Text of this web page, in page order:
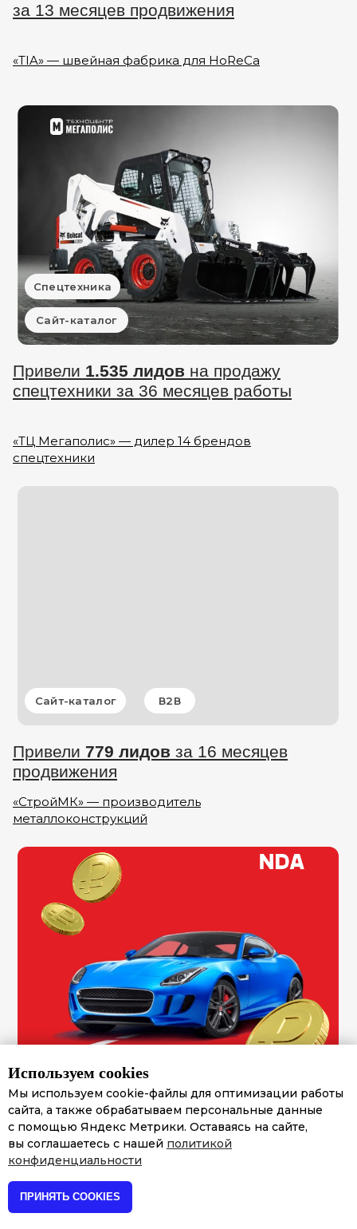
Привели 1.535 лидов на продажу
спецтехники за 36 месяцев работы
«ТЦ Мегаполис» — дилер 14 брендов
спецтехники
Сайт-каталог
Спецтехника
За 6 месяцев продвижения увеличили
позиции в ТОП-10 Яндекса с4до45
«NDA» — займы под залог авто
Привели 779 лидов за 16 месяцев
продвижения
«СтройМК» — производитель
металлоконструкций
Сайт-каталог В2В
за 13 месяцев продвижения
«ТIA» — швейная фабрика для HoReCa
Используем cookies
Мы используем cookie-файлы для оптимизации работы
сайта, а также обрабатываем персональные данные
с помощью Яндекс Метрики. Оставаясь на сайте,
вы соглашаетесь с нашей политикой
конфиденциальности
ПРИНЯТЬ COOKIES